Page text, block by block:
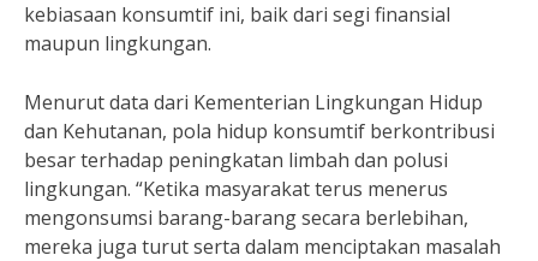
kebiasaan konsumtif ini, baik dari segi finansial
maupun lingkungan.
Menurut data dari Kementerian Lingkungan Hidup
dan Kehutanan, pola hidup konsumtif berkontribusi
besar terhadap peningkatan limbah dan polusi
lingkungan. “Ketika masyarakat terus menerus
mengonsumsi barang-barang secara berlebihan,
mereka juga turut serta dalam menciptakan masalah